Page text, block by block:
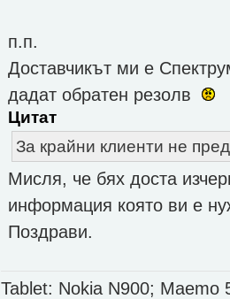
п.п.
Доставчикът ми е
дадат обратен резолв
Цитат
За крайни клиенти не
Мисля, че бях доста
информация която ви е
Поздрави.
Tablet: Nokia N900; Maemo